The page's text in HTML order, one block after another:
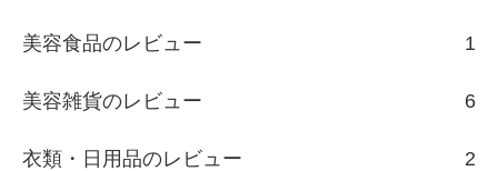
美容食品のレビュー 1
美容雑貨のレビュー 6
衣類・日用品のレビュー 2